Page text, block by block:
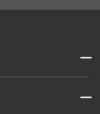
開閉
開閉